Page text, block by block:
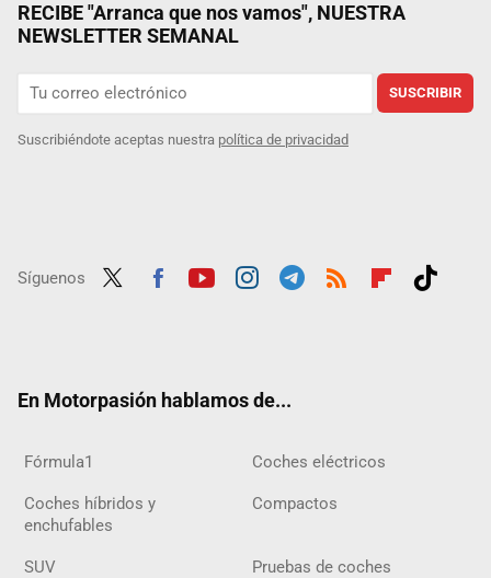
RECIBE "Arranca que nos vamos", NUESTRA
NEWSLETTER SEMANAL
SUSCRIBIR
Suscribiéndote aceptas nuestra política de privacidad
Síguenos
En Motorpasión hablamos de...
Fórmula1 Coches eléctricos
Coches híbridos y
enchufables
Compactos
SUV Pruebas de coches